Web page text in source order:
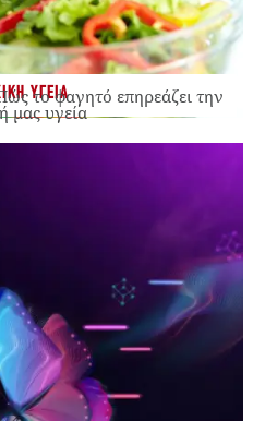
ΥΓΕΙΑ
το φαγητό επηρεάζει την
μας υγεία